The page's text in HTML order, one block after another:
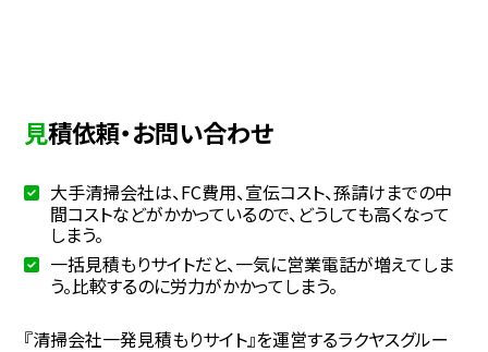
見積依頼・お問い合わせ
大手清掃会社は、FC費用、宣伝コスト、孫請けまでの中
間コストなどがかかっているので、どうしても高くなって
しまう。
一括見積もりサイトだと、一気に営業電話が増えてしま
う。比較するのに労力がかかってしまう。
『清掃会社一発見積もりサイト』を運営するラクヤスグルー